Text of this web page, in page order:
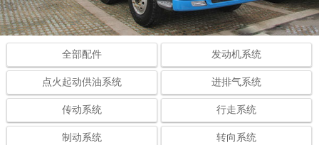
全部配件 发动机系统
点火起动供油系统 进排气系统
传动系统 行走系统
制动系统 转向系统